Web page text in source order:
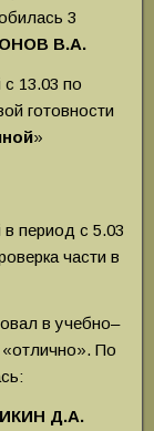
3
В.А.
13.03 по
готовности
»
период с 5.03
части в
в учебно–
«отлично». По
Д.А.